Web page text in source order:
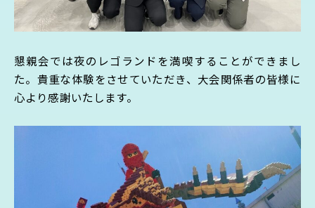
懇親会では夜のレゴランドを満喫することができまし
た。貴重な体験をさせていただき、大会関係者の皆様に
心より感謝いたします。